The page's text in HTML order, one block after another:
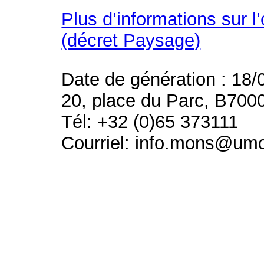
Plus d’informations sur
(décret Paysage)
Date de génération : 18/
20, place du Parc,
Tél: +32 (0)65 373111
Courriel: